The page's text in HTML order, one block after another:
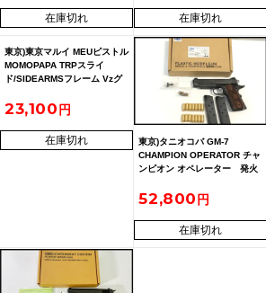
在庫切れ 在庫切れ
東京)東京マルイ MEUピストル
MOMOPAPA TRPスライ
ド/SIDEARMSフレーム Vzグ
バック
23,100
在庫切れ
東京)タニオコバ GM-7
CHAMPION OPERATOR チャ
ンピオン オペレーター 発火
予備マガジン付
52,800
在庫切れ